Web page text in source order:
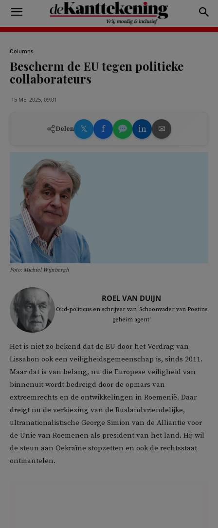
Columns
Bescherm de EU tegen politieke
collaborateurs
15 MEI 2025, 09:01
Delen 𝕏 f in ✉
Foto: Michiel Wijnbergh
ROEL VAN DUIJN
Oud-politicus en schrijver van 'Schoonvader van Poetins
geheim agent'
Het is niet zo bekend dat de EU door het Verdrag van
Lissabon ook een veiligheidsgemeenschap is, sinds 2011.
Maar dat is van belang, nu die Europese veiligheid van
binnenuit wordt bedreigd door de opmars van
extreemrechts en de ontwikkelingen in Roemenië. Daar
dreigt nu de verkiezing van de Ruslandvriendelijke,
ultranationalistische George Simion van de Alliantie voor
de Unie van Roemenen als president van het land. Hij wil
de steun aan Oekraïne stopzetten en ook de rechtsstaat
ontmantelen.